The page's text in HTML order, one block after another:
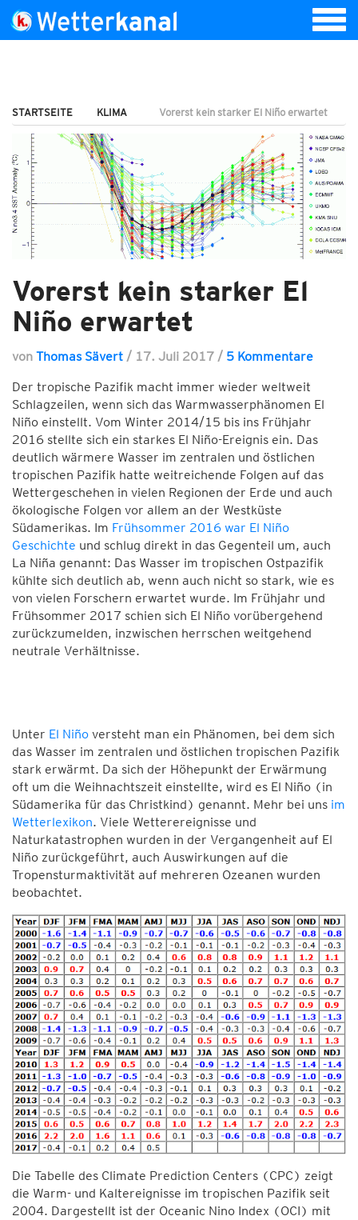
STARTSEITE KLIMA Vorerst kein starker El Niño erwartet
Vorerst kein starker El
Niño erwartet
von Thomas Sävert / 17. Juli 2017 / 5 Kommentare
Der tropische Pazifik macht immer wieder weltweit
Schlagzeilen, wenn sich das Warmwasserphänomen El
Niño einstellt. Vom Winter 2014/15 bis ins Frühjahr
2016 stellte sich ein starkes El Niño-Ereignis ein. Das
deutlich wärmere Wasser im zentralen und östlichen
tropischen Pazifik hatte weitreichende Folgen auf das
Wettergeschehen in vielen Regionen der Erde und auch
ökologische Folgen vor allem an der Westküste
Südamerikas. Im Frühsommer 2016 war El Niño
Geschichte und schlug direkt in das Gegenteil um, auch
La Niña genannt: Das Wasser im tropischen Ostpazifik
kühlte sich deutlich ab, wenn auch nicht so stark, wie es
von vielen Forschern erwartet wurde. Im Frühjahr und
Frühsommer 2017 schien sich El Niño vorübergehend
zurückzumelden, inzwischen herrschen weitgehend
neutrale Verhältnisse.
Unter El Niño versteht man ein Phänomen, bei dem sich
das Wasser im zentralen und östlichen tropischen Pazifik
stark erwärmt. Da sich der Höhepunkt der Erwärmung
oft um die Weihnachtszeit einstellte, wird es El Niño (in
Südamerika für das Christkind) genannt. Mehr bei uns im
Wetterlexikon. Viele Wetterereignisse und
Naturkatastrophen wurden in der Vergangenheit auf El
Niño zurückgeführt, auch Auswirkungen auf die
Tropensturmaktivität auf mehreren Ozeanen wurden
beobachtet.
Die Tabelle des Climate Prediction Centers (CPC) zeigt
die Warm- und Kaltereignisse im tropischen Pazifik seit
2004. Dargestellt ist der Oceanic Nino Index (OCI) mit